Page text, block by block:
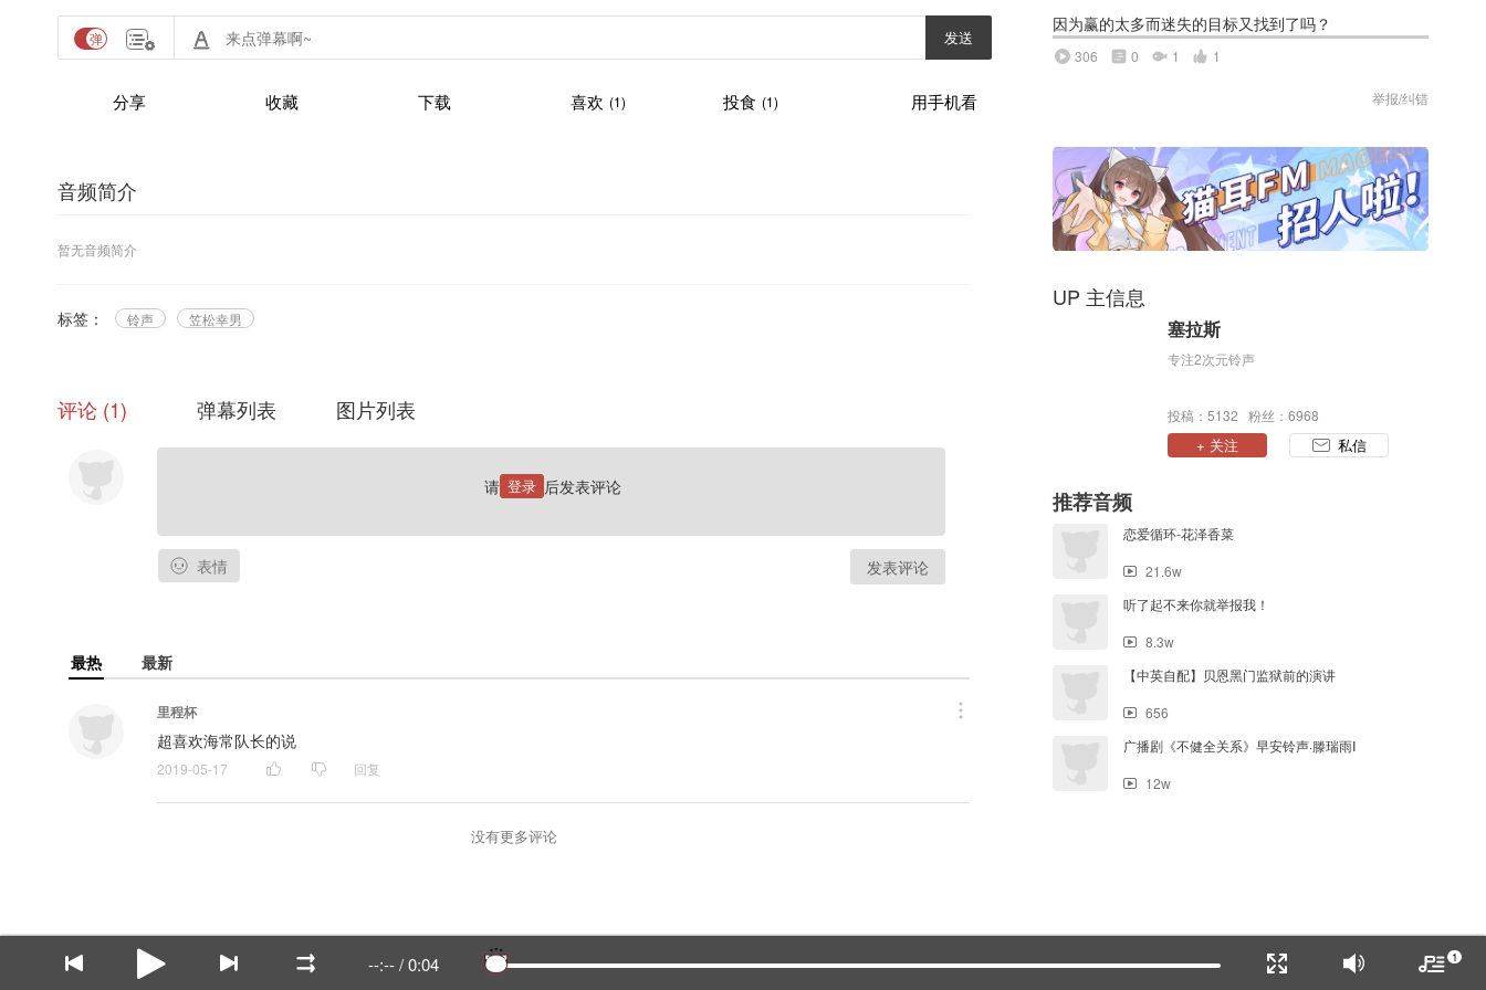
发送
分享 收藏 下载 喜欢 (1) 投食 (1) 用手机看
因为赢的太多而迷失的目标又找到了吗？
306 0 1 1
举报/纠错
音频简介
暂无音频简介
标签： 铃声 笠松幸男
评论 1 弹幕列表 图片列表
请 登录 后发表评论
表情 发表评论
最热 最新
里程杯
超喜欢海常队长的说
2019-05-17 回复
没有更多评论
UP 主信息
塞拉斯
专注2次元铃声
投稿：5132 粉丝：6968
+ 关注 私信
推荐音频
恋爱循环-花泽香菜
21.6w
听了起不来你就举报我！
8.3w
【中英自配】贝恩黑门监狱前的演讲
656
广播剧《不健全关系》早安铃声·滕瑞雨Ⅰ
12w
--:--/0:04 1